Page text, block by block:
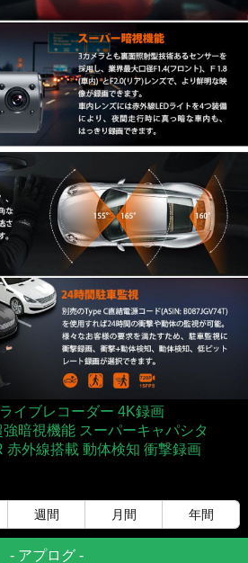
イブレコーダー 4K録画
暗視機能 スーパーキャパシタ
赤外線搭載 動体検知 衝撃録画
週間 月間 年間
- アプログ -